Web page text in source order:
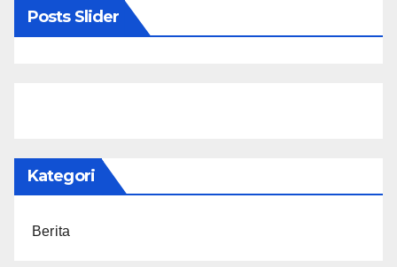
Posts Slider
Kategori
Berita